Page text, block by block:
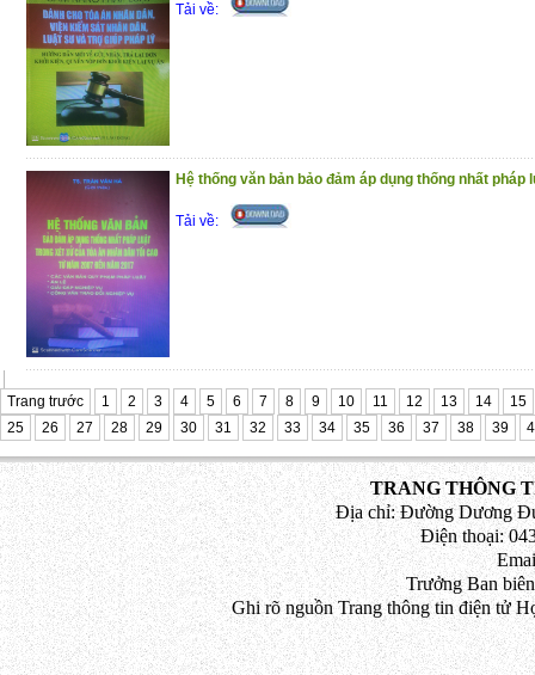
Tải về:
Hệ thống văn bản bảo đảm áp dụng thống nhất pháp
Tải về:
Trang trước 1 2 3 4 5 6 7 8 9 10 11 12 13 14
15
25
26 27 28 29 30 31 32 33 34 35 36 37 38 39
TRANG THÔNG
Địa chỉ: Đường Dương
Điện thoại:
Trưởng Ban
Ghi rõ nguồn Trang thông tin điện tử